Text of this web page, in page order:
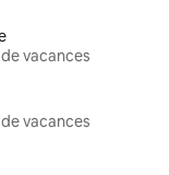
vacances
vacances